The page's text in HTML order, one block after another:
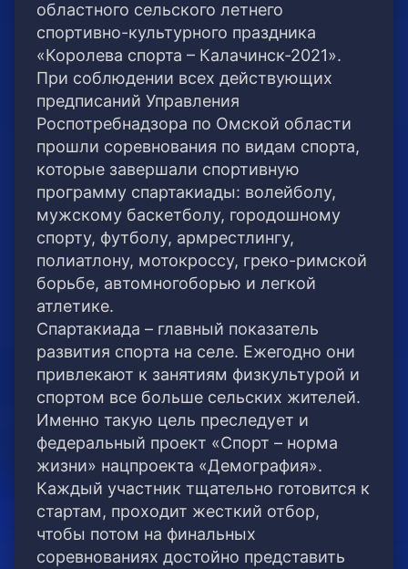
областного сельского летнего
спортивно-культурного праздника
«Королева спорта – Калачинск-2021».
При соблюдении всех действующих
предписаний Управления
Роспотребнадзора по Омской области
прошли соревнования по видам спорта,
которые завершали спортивную
программу спартакиады: волейболу,
мужскому баскетболу, городошному
спорту, футболу, армрестлингу,
полиатлону, мотокроссу, греко-римской
борьбе, автомногоборью и легкой
атлетике.
Спартакиада – главный показатель
развития спорта на селе. Ежегодно они
привлекают к занятиям физкультурой и
спортом все больше сельских жителей.
Именно такую цель преследует и
федеральный проект «Спорт – норма
жизни» нацпроекта «Демография».
Каждый участник тщательно готовится к
стартам, проходит жесткий отбор,
чтобы потом на финальных
соревнованиях достойно представить